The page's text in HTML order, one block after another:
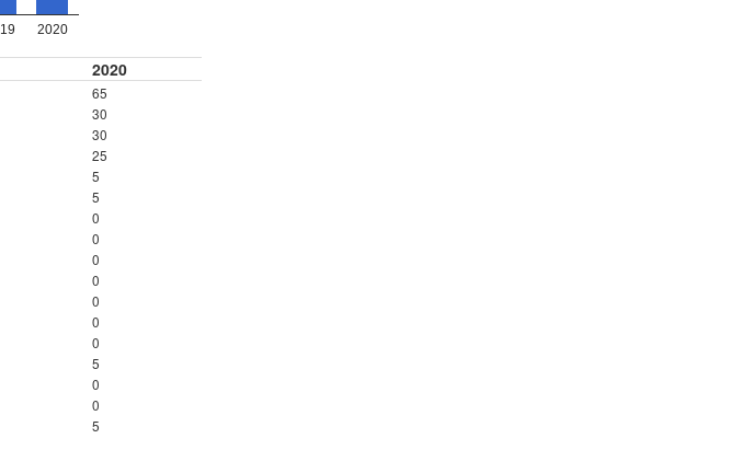
2020
2020
65
30
30
25
5
5
0
0
0
0
0
0
0
5
0
0
5